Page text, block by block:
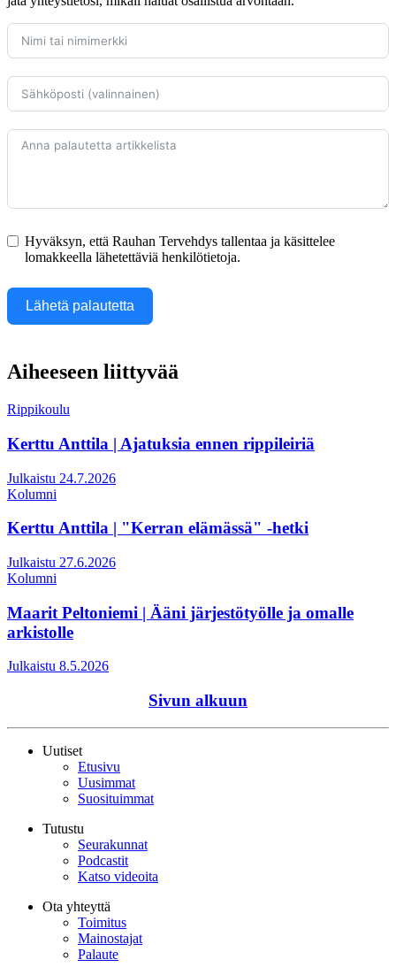
Hyväksyn, että Rauhan Tervehdys tallentaa ja käsittelee
lomakkeella lähetettäviä henkilötietoja.
Lähetä palautetta
Aiheeseen liittyvää
Rippikoulu
Kerttu Anttila | Ajatuksia ennen rippileiriä
Julkaistu 24.7.2026
Kolumni
Kerttu Anttila | "Kerran elämässä" -hetki
Julkaistu 27.6.2026
Kolumni
Maarit Peltoniemi | Ääni järjestötyölle ja omalle
arkistolle
Julkaistu 8.5.2026
Sivun alkuun
Uutiset
Etusivu
Uusimmat
Suosituimmat
Tutustu
Seurakunnat
Podcastit
Katso videoita
Ota yhteyttä
Toimitus
Mainostajat
Palaute